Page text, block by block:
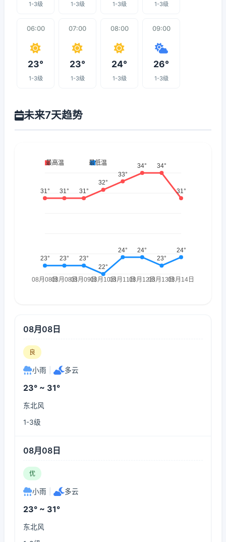
1-3级 1-3级 1-3级 1-3级
06:00
23°
1-3级
07:00
23°
1-3级
08:00
24°
1-3级
09:00
26°
1-3级
未来7天趋势
08月08日
良
小雨 多云
23° ~ 31°
东北风
1-3级
08月08日
优
小雨 多云
23° ~ 31°
东北风